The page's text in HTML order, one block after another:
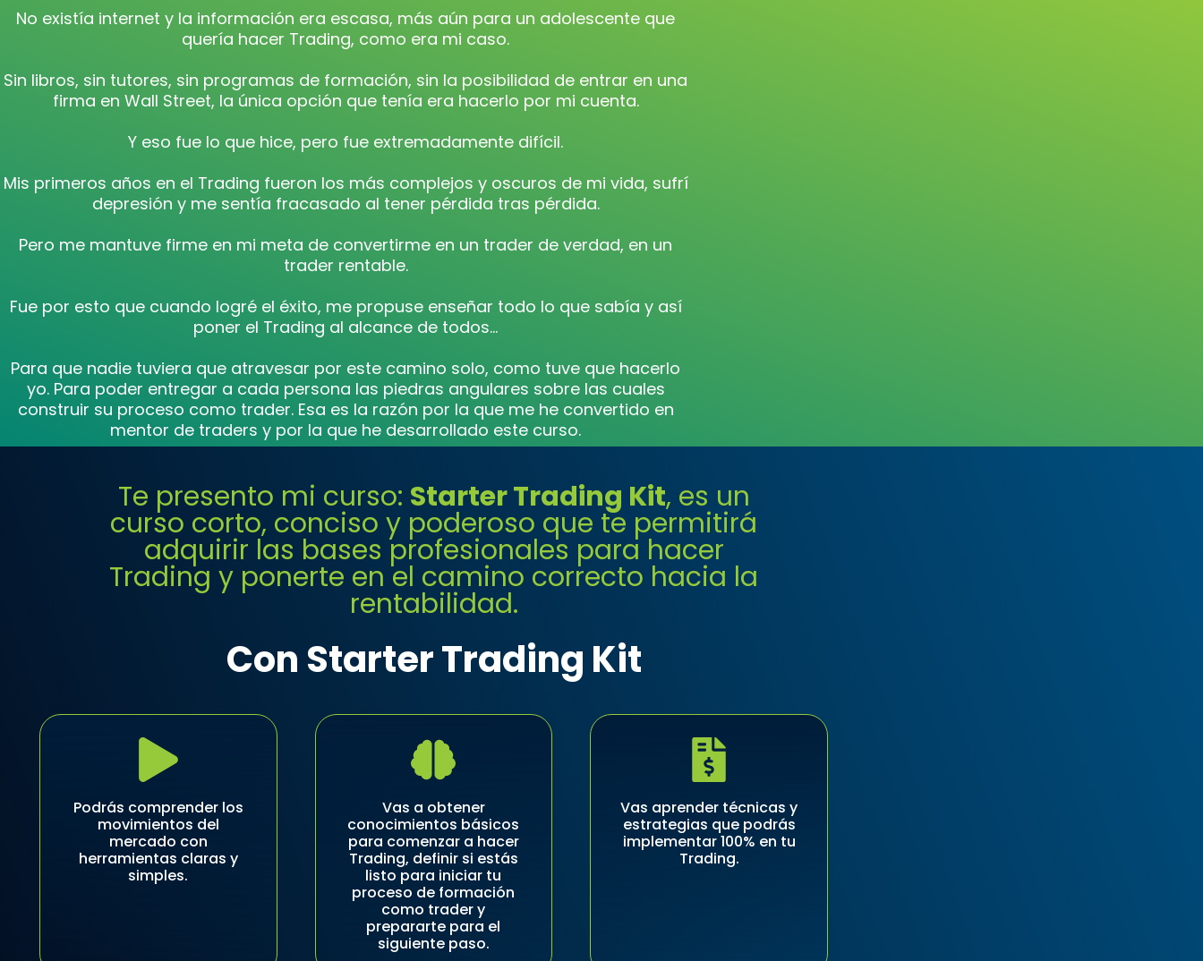
No existía internet y la información era escasa, más aún para un adolescente que
quería hacer Trading, como era mi caso.
Sin libros, sin tutores, sin programas de formación, sin la posibilidad de entrar en una
firma en Wall Street, la única opción que tenía era hacerlo por mi cuenta.
Y eso fue lo que hice, pero fue extremadamente difícil.
Mis primeros años en el Trading fueron los más complejos y oscuros de mi vida, sufrí
depresión y me sentía fracasado al tener pérdida tras pérdida.
Pero me mantuve firme en mi meta de convertirme en un trader de verdad, en un
trader rentable.
Fue por esto que cuando logré el éxito, me propuse enseñar todo lo que sabía y así
poner el Trading al alcance de todos…
Para que nadie tuviera que atravesar por este camino solo, como tuve que hacerlo
yo. Para poder entregar a cada persona las piedras angulares sobre las cuales
construir su proceso como trader. Esa es la razón por la que me he convertido en
mentor de traders y por la que he desarrollado este curso.
Te presento mi curso: Starter Trading Kit, es un
curso corto, conciso y poderoso que te permitirá
adquirir las bases profesionales para hacer
Trading y ponerte en el camino correcto hacia la
rentabilidad.
Con Starter Trading Kit
Podrás comprender los
movimientos del
mercado con
herramientas claras y
simples.
Vas a obtener
conocimientos básicos
para comenzar a hacer
Trading, definir si estás
listo para iniciar tu
proceso de formación
como trader y
prepararte para el
siguiente paso.
Vas aprender técnicas y
estrategias que podrás
implementar 100% en tu
Trading.